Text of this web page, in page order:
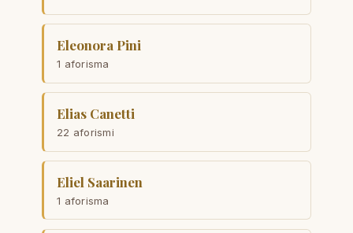
Eleonora Pini
1 aforisma
Elias Canetti
22 aforismi
Eliel Saarinen
1 aforisma